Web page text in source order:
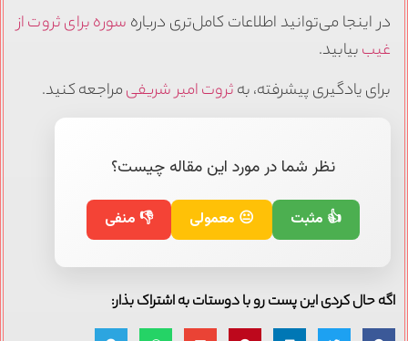
در اینجا می‌توانید اطلاعات کامل‌تری درباره سوره برای ثروت از
غیببیابید.
برای یادگیری پیشرفته، بهثروت امیر شریفیمراجعه کنید.
نظر شما در مورد این مقاله چیست؟
👍 مثبت 😐 معمولی 👎 منفی
اگه حال کردی این پست رو با دوستات به اشتراک بذار: